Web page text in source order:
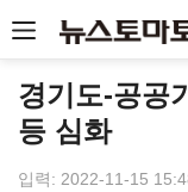
경기도-공공
등 심화
입력: 2022-11-15